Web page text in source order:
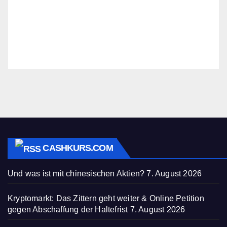
CASHKURS.COM
Und was ist mit chinesischen Aktien? 7. August 2026
Kryptomarkt: Das Zittern geht weiter & Online Petition
gegen Abschaffung der Haltefrist 7. August 2026